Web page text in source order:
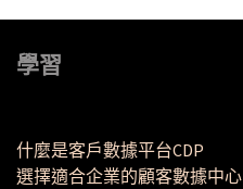
學習
什麼是客戶數據平台CDP
選擇適合企業的顧客數據中心